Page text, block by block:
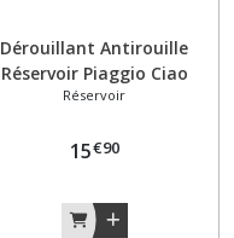
Dérouillant Antirouille
Réservoir Piaggio Ciao
Bravo Si RustArrestor
Réservoir
15€90